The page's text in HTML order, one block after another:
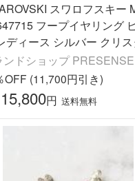
スワロフスキー Matri
フープイヤリング
ディース シルバー クリ
外正規品］
ンドショップ PRESENSE
OFF (11,700円引き)
15,800円 送料無料